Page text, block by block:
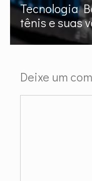
Tecnologia
tênis e suas
Deixe um